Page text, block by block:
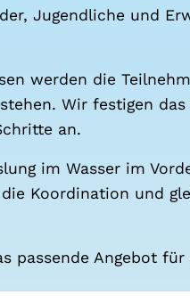
Jugend­li­che und
wer­den die
Wir fes­ti­gen
an.
im Was­ser im
Koor­di­na­ti­on und
pas­sen­de Ange­bot für